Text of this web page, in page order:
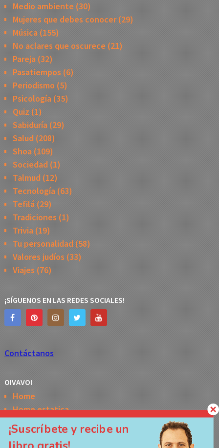
Medio ambiente (30)
Mujeres que debes conocer(29)
Música(155)
No aclares que oscurece (21)
Pareja(32)
Pasatiempos (6)
Periodismo (5)
Psicología(35)
Quiz (1)
Sabiduría(29)
Salud (208)
Shoa(109)
Sociedad(1)
Talmud (12)
Tecnología(63)
Tefilá(29)
Tradiciones (1)
Trivia(19)
Tu personalidad(58)
Valores judíos (33)
Viajes (76)
¡SÍGUENOS EN LAS REDES SOCIALES!
Contáctanos
OIVAVOI
Home
Home estatica
Horóscopo semanal de la Kabbalah
Memes
¡Suscríbete y recibe un